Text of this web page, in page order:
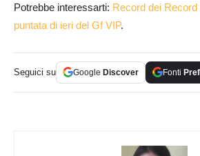
Potrebbe interessarti: Record dei
puntata di ieri del Gf VIP.
Seguici su Google Discover Fonti